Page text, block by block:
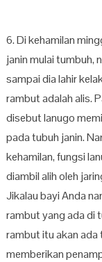
6. Di kehamilan
janin mulai tumbuh,
sampai dia lahir
rambut adalah alis.
disebut lanugo
pada tubuh janin.
kehamilan, fungsi
diambil alih oleh
Jikalau bayi Anda
rambut yang ada di
rambut itu akan ada
memberikan